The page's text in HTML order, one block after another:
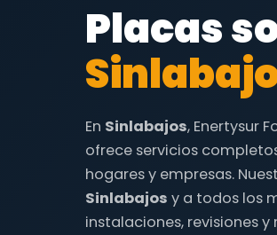
Placas
En Sinlabajos, Enertysur
ofrece servicios
hogares y empresas.
Sinlabajos y a todos los
instalaciones, revisiones